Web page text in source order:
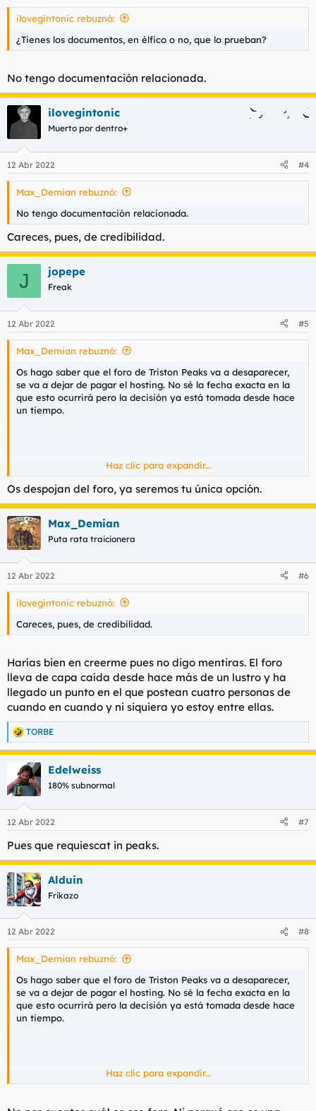
s
ilovegintonic rebuznó:
¿Tienes los documentos, en élfico o no, que lo prueban?
No tengo documentación relacionada.
ilovegintonic
Muerto por dentro+
12 Abr 2022 #4
Max_Demian rebuznó:
No tengo documentación relacionada.
Careces, pues, de credibilidad.
J jopepe
Freak
12 Abr 2022 #5
Max_Demian rebuznó:
Os hago saber que el foro de Triston Peaks va a desaparecer,
se va a dejar de pagar el hosting. No sé la fecha exacta en la
que esto ocurrirá pero la decisión ya está tomada desde hace
un tiempo.
Ver el archivos adjunto 108224
Haz clic para expandir...
Os despojan del foro, ya seremos tu única opción.
Max_Demian
Puta rata traicionera
12 Abr 2022 #6
ilovegintonic rebuznó:
Careces, pues, de credibilidad.
Harías bien en creerme pues no digo mentiras. El foro
lleva de capa caída desde hace más de un lustro y ha
llegado un punto en el que postean cuatro personas de
cuando en cuando y ni siquiera yo estoy entre ellas.
R
e
a
c
i
e
:
TORBE
Edelweiss
180% subnormal
12 Abr 2022 #7
Pues que requiescat in peaks.
Alduin
Frikazo
12 Abr 2022 #8
Max_Demian rebuznó:
Os hago saber que el foro de Triston Peaks va a desaparecer,
se va a dejar de pagar el hosting. No sé la fecha exacta en la
que esto ocurrirá pero la decisión ya está tomada desde hace
un tiempo.
Ver el archivos adjunto 108224
Haz clic para expandir...